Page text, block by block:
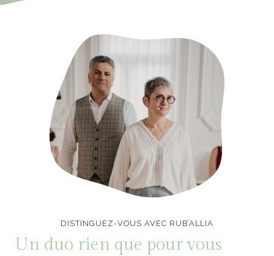
DISTINGUEZ-VOUS AVEC RUB’ALLIA
Un duo rien que pour vous